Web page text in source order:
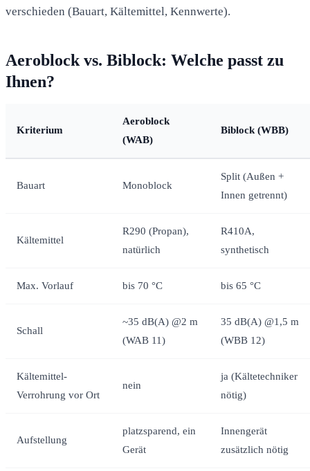
verschieden (Bauart, Kältemittel, Kennwerte).
Aeroblock vs. Biblock: Welche passt zu
Ihnen?
Kriterium
Aeroblock
(WAB)
Biblock (WBB)
Bauart Monoblock
Split (Außen +
Innen getrennt)
Kältemittel
R290 (Propan),
natürlich
R410A,
synthetisch
Max. Vorlauf bis 70 °C bis 65 °C
Schall
~35 dB(A) @2 m
(WAB 11)
35 dB(A) @1,5 m
(WBB 12)
Kältemittel-
Verrohrung vor Ort
nein
ja (Kältetechniker
nötig)
Aufstellung
platzsparend, ein
Gerät
Innengerät
zusätzlich nötig